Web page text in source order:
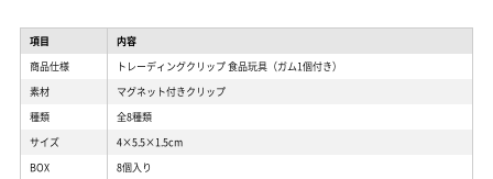
項目
内容
商品仕様
トレーディングクリップ 食品玩具（ガム1個付き）
素材
マグネット付きクリップ
種類
全8種類
サイズ
4×5.5×1.5cm
BOX
8個入り